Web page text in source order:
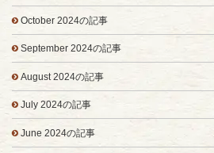
October 2024の記事
September 2024の記事
August 2024の記事
July 2024の記事
June 2024の記事